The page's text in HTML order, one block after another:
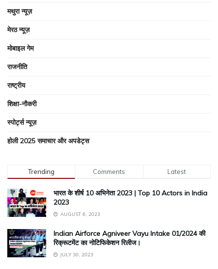
मथुरा न्यूज़
मेरठ न्यूज़
मोबाइल गेम
राजनीति
राष्ट्रीय
शिक्षा-नौकरी
स्पोर्ट्स न्यूज़
होली 2025 समाचार और अपडेट्स
Trending Comments Latest
भारत के शीर्ष 10 अभिनेता 2023 | Top 10 Actors in India
2023
AUGUST 6, 2023
Indian Airforce Agniveer Vayu Intake 01/2024 की
रिक्रूटमेंट का नोटिफिकेशन रिलीज।
JULY 30, 2023